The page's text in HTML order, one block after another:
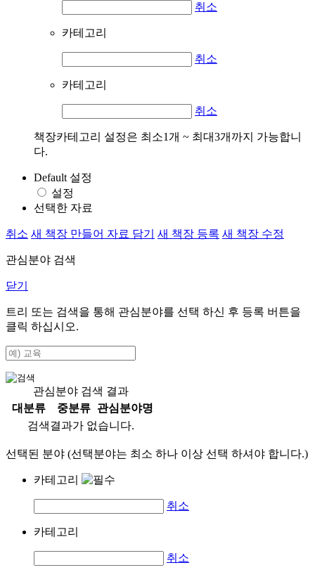
취소
카테고리
취소
카테고리
취소
책장카테고리 설정은 최소1개 ~ 최대3개까지 가능합니
다.
Default 설정
설정
선택한 자료
취소 새 책장 만들어 자료 담기 새 책장 등록 새 책장 수정
관심분야 검색
닫기
트리 또는 검색을 통해 관심분야를 선택 하신 후 등록 버튼을
클릭 하십시오.
관심분야 검색 결과
대분류
중분류
관심분야명
검색결과가 없습니다.
선택된 분야 (선택분야는 최소 하나 이상 선택 하셔야 합니다.)
카테고리
취소
카테고리
취소